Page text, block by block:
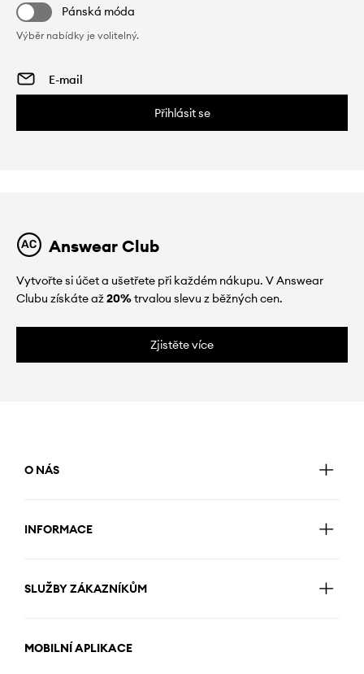
Pánská móda
Výběr nabídky je volitelný.
Přihlásit se
Answear Club
Vytvořte si účet a ušetřete při každém nákupu. V Answear
Clubu získáte až20%trvalou slevu z běžných cen.
Zjistěte více
O NÁS
INFORMACE
SLUŽBY ZÁKAZNÍKŮM
MOBILNÍ APLIKACE